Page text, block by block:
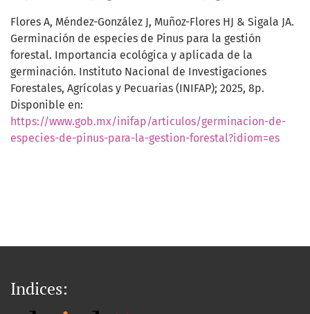
Flores A, Méndez-González J, Muñoz-Flores HJ & Sigala JA.
Germinación de especies de Pinus para la gestión
forestal. Importancia ecológica y aplicada de la
germinación. Instituto Nacional de Investigaciones
Forestales, Agrícolas y Pecuarias (INIFAP); 2025, 8p.
Disponible en:
https://www.gob.mx/inifap/articulos/germinacion-de-
especies-de-pinus-para-la-gestion-forestal?idiom=es
Indices: